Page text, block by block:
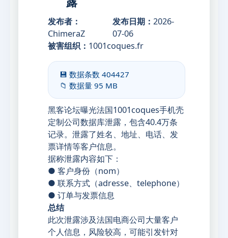
发布者：
ChimeraZ
发布日期： 2026-
07-06
被害组织： 1001coques.fr
💾 数据条数 404427
📁 数据量 95 MB
黑客论坛曝光法国1001coques手机壳
定制公司数据库泄露，包含40.4万条
记录。泄露了姓名、地址、电话、发
票详情等客户信息。
据称泄露内容如下：
● 客户身份（nom）
● 联系方式（adresse、telephone）
● 订单与发票信息
总结
此次泄露涉及法国电商公司大量客户
个人信息，风险较高，可能引发针对